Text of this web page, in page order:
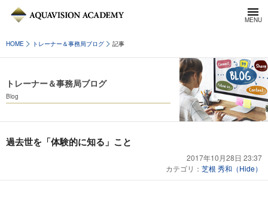
HOME トレーナー＆事務局ブログ 記事
トレーナー＆事務局ブログ
Blog
過去世を「体験的に知る」こと
2017年10月28日 23:37
カテゴリ： 芝根 秀和（Hide）